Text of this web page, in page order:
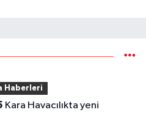
Haberleri